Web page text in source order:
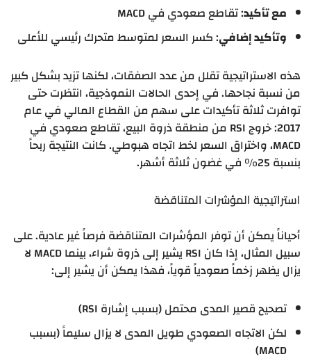
مع تأكيد: تقاطع صعودي في MACD
وتأكيد إضافي: كسر السعر لمتوسط متحرك رئيسي للأعلى
هذه الاستراتيجية تقلل من عدد الصفقات، لكنها تزيد بشكل كبير
من نسبة نجاحها. في إحدى الحالات النموذجية، انتظرت حتى
توافرت ثلاثة تأكيدات على سهم من القطاع المالي في عام
2017: خروج RSI من منطقة ذروة البيع، تقاطع صعودي في
MACD، واختراق السعر لخط اتجاه هبوطي. كانت النتيجة ربحاً
بنسبة 25% في غضون ثلاثة أشهر.
استراتيجية المؤشرات المتناقضة
أحياناً يمكن أن توفر المؤشرات المتناقضة فرصاً غير عادية. على
سبيل المثال، إذا كان RSI يشير إلى ذروة شراء، بينما MACD لا
يزال يظهر زخماً صعودياً قوياً، فهذا يمكن أن يشير إلى:
تصحيح قصير المدى محتمل (بسبب إشارة RSI)
لكن الاتجاه الصعودي طويل المدى لا يزال سليماً (بسبب
MACD)